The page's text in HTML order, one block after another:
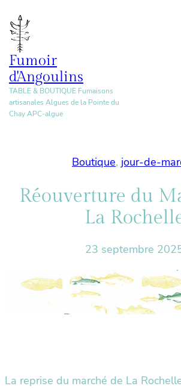
Aller
au
contenu
Fumoir
d'Angoulins
TABLE & BOUTIQUE Fumaisons
artisanales Algues de la Pointe du
Chay APC-algue
Boutique, jour-de-
Réouverture du
La
23 septembre
La reprise du marché de La